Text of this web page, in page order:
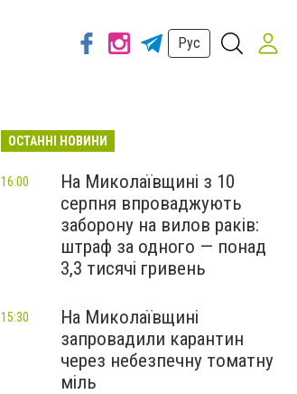
Рус
ОСТАННІ НОВИНИ
На Миколаївщині з 10
серпня впроваджують
заборону на вилов раків:
штраф за одного — понад
3,3 тисячі гривень
16:00
На Миколаївщині
запровадили карантин
через небезпечну томатну
міль
15:30